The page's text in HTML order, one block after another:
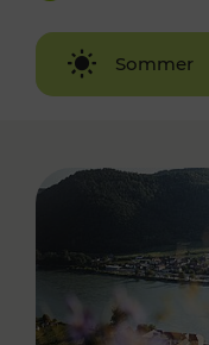
Sommer
Winter